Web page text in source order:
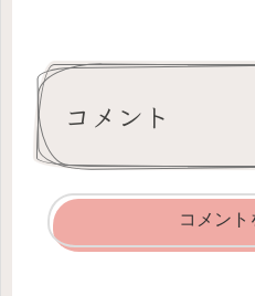
コメント
コメント